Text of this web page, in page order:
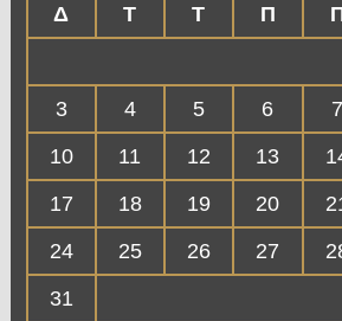
Δ
Τ Τ Π
3
4 5 6 7
10
11 12 13
17
18 19 20
24
25 26 27
31